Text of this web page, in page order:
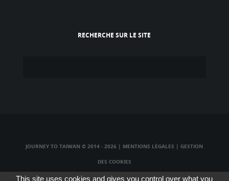
RECHERCHE SUR LE SITE
JOURNEY TO TAIWAN © 2014 - 2026 | MENTIONS LÉGALES |GESTION
DES COOKIES
TAIWAN TV LIVE|TAIWAN RADIO LIVE|TAIWAN WEBCAM LIVE
This site uses cookies and gives you control over what you